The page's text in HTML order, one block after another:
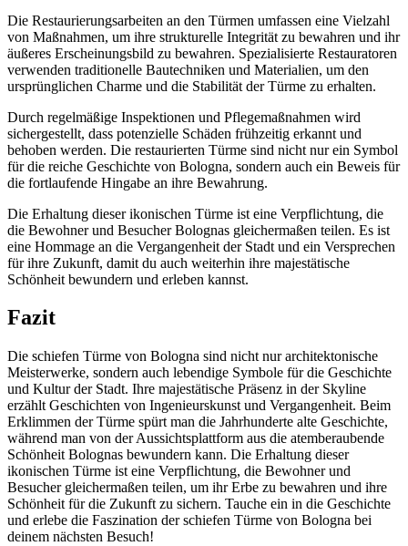
Die Restaurierungsarbeiten an den Türmen umfassen eine Vielzahl
von Maßnahmen, um ihre strukturelle Integrität zu bewahren und ihr
äußeres Erscheinungsbild zu bewahren. Spezialisierte Restauratoren
verwenden traditionelle Bautechniken und Materialien, um den
ursprünglichen Charme und die Stabilität der Türme zu erhalten.
Durch regelmäßige Inspektionen und Pflegemaßnahmen wird
sichergestellt, dass potenzielle Schäden frühzeitig erkannt und
behoben werden. Die restaurierten Türme sind nicht nur ein Symbol
für die reiche Geschichte von Bologna, sondern auch ein Beweis für
die fortlaufende Hingabe an ihre Bewahrung.
Die Erhaltung dieser ikonischen Türme ist eine Verpflichtung, die
die Bewohner und Besucher Bolognas gleichermaßen teilen. Es ist
eine Hommage an die Vergangenheit der Stadt und ein Versprechen
für ihre Zukunft, damit du auch weiterhin ihre majestätische
Schönheit bewundern und erleben kannst.
Fazit
Die schiefen Türme von Bologna sind nicht nur architektonische
Meisterwerke, sondern auch lebendige Symbole für die Geschichte
und Kultur der Stadt. Ihre majestätische Präsenz in der Skyline
erzählt Geschichten von Ingenieurskunst und Vergangenheit. Beim
Erklimmen der Türme spürt man die Jahrhunderte alte Geschichte,
während man von der Aussichtsplattform aus die atemberaubende
Schönheit Bolognas bewundern kann. Die Erhaltung dieser
ikonischen Türme ist eine Verpflichtung, die Bewohner und
Besucher gleichermaßen teilen, um ihr Erbe zu bewahren und ihre
Schönheit für die Zukunft zu sichern. Tauche ein in die Geschichte
und erlebe die Faszination der schiefen Türme von Bologna bei
deinem nächsten Besuch!